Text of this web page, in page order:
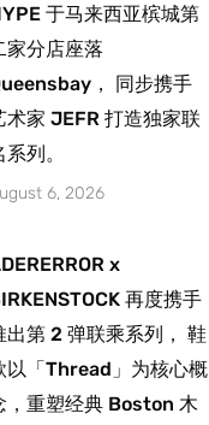
于马来西亚槟城第
家分店座落
， 同步携手
术家 JEFR 打造独家联
系列。
6, 2026
x
再度携手
出第 2 弹联乘系列， 鞋
以「Thread」为核心概
，重塑经典 Boston 木